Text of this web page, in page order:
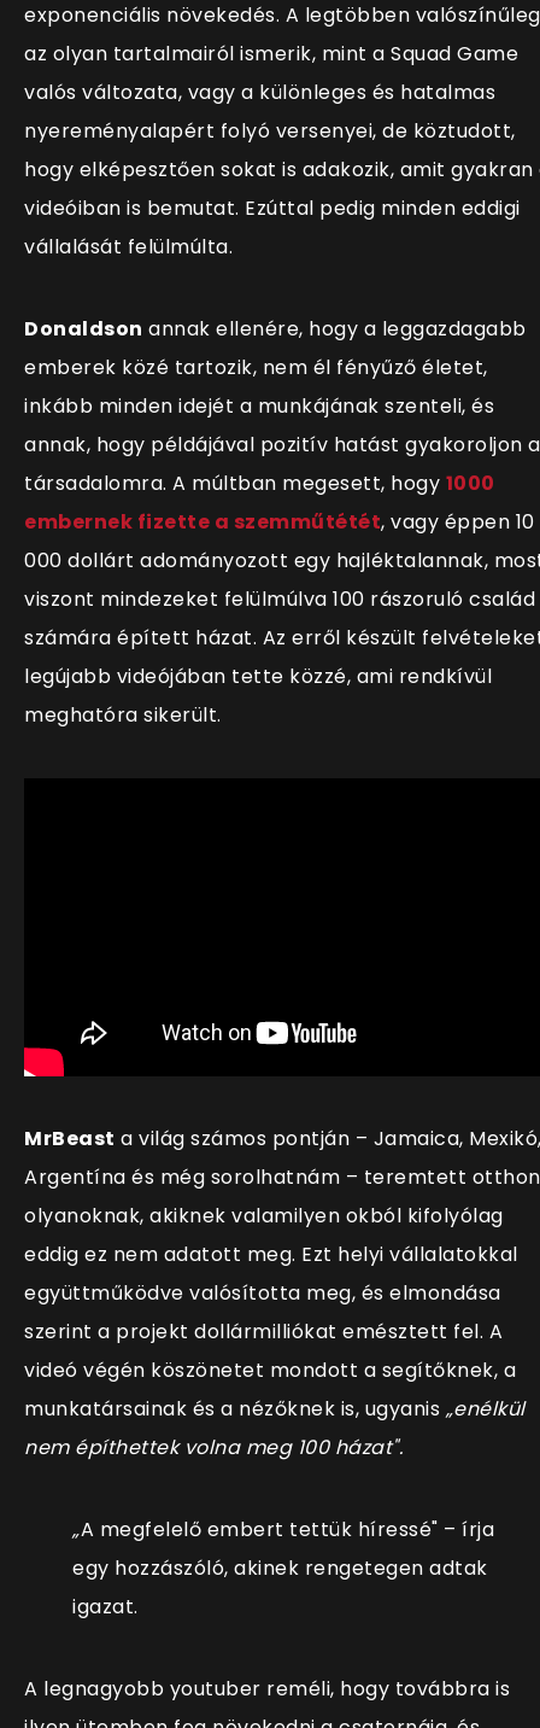
exponenciális növekedés. A legtöbben valószínűleg
az olyan tartalmairól ismerik, mint a Squad Game
valós változata, vagy a különleges és hatalmas
nyereményalapért folyó versenyei, de köztudott,
hogy elképesztően sokat is adakozik, amit gyakran
videóiban is bemutat. Ezúttal pedig minden eddigi
vállalását felülmúlta.
Donaldson annak ellenére, hogy a leggazdagabb
emberek közé tartozik, nem él fényűző életet,
inkább minden idejét a munkájának szenteli, és
annak, hogy példájával pozitív hatást gyakoroljon a
társadalomra. A múltban megesett, hogy 1000
embernek fizette a szemműtétét, vagy éppen 10
000 dollárt adományozott egy hajléktalannak,
viszont mindezeket felülmúlva 100 rászoruló család
számára épített házat. Az erről készült
legújabb videójában tette közzé, ami rendkívül
meghatóra sikerült.
MrBeast a világ számos pontján – Jamaica,
Argentína és még sorolhatnám – teremtett
olyanoknak, akiknek valamilyen okból kifolyólag
eddig ez nem adatott meg. Ezt helyi vállalatokkal
együttműködve valósította meg, és elmondása
szerint a projekt dollármilliókat emésztett fel. A
videó végén köszönetet mondott a segítőknek, a
munkatársainak és a nézőknek is, ugyanis „enélkül
nem építhettek volna meg 100 házat".
„A megfelelő embert tettük híressé" – írja
egy hozzászóló, akinek rengetegen adtak
igazat.
A legnagyobb youtuber reméli, hogy továbbra is